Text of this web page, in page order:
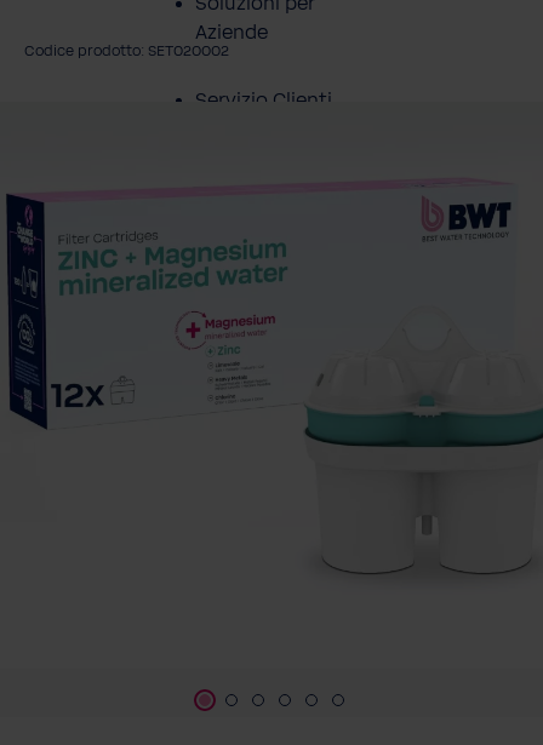
Aziende
Servizio Clienti
Codice prodotto: SET020002